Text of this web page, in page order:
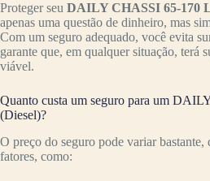
Proteger seu DAILY CHASSI 65-170
apenas uma questão de dinheiro, mas
Com um seguro adequado, você evita
garante que, em qualquer situação, terá
viável.
Quanto custa um seguro para um
(Diesel)?
O preço do seguro pode variar bastante,
fatores, como: